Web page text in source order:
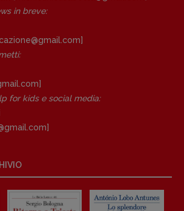
in breve:
com]
com]
for kids e social media:
com]